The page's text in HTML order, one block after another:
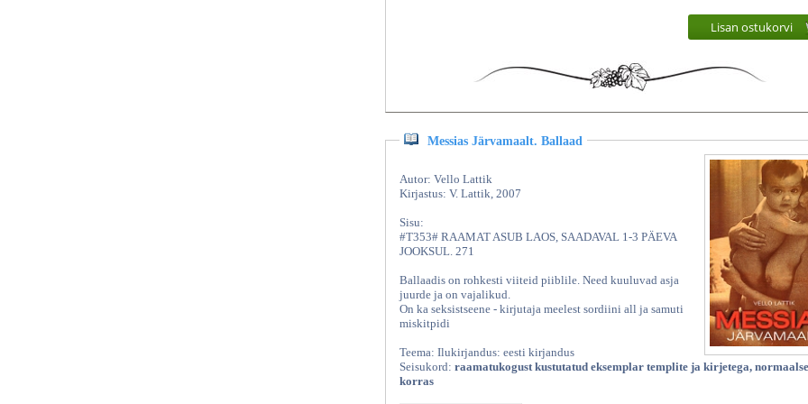
Lisan ostukorvi
Messias Järvamaalt. Ballaad
Autor: Vello Lattik
Kirjastus: V. Lattik, 2007
Sisu:
#T353# RAAMAT ASUB LAOS, SAADAVAL 1-3 PÄEVA
JOOKSUL. 271
Ballaadis on rohkesti viiteid piiblile. Need kuuluvad asja
juurde ja on vajalikud.
On ka seksistseene - kirjutaja meelest sordiini all ja samuti
miskitpidi
Teema: Ilukirjandus: eesti kirjandus
Seisukord: raamatukogust kustutatud eksemplar templite ja kirjetega,
korras